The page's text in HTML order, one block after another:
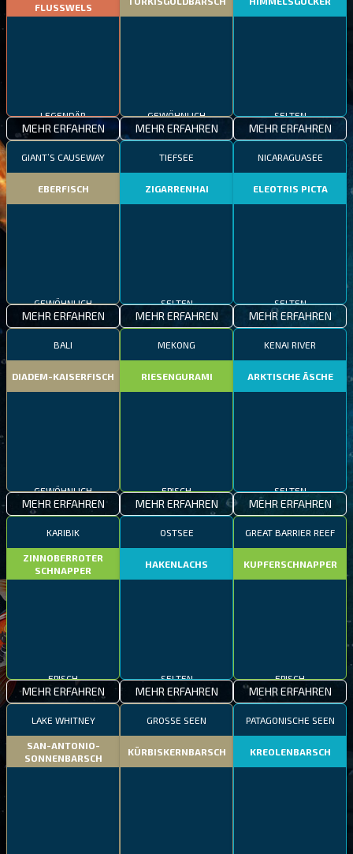
FLUSSWELS
MEHR ERFAHREN MEHR ERFAHREN MEHR ERFAHREN
GIANT’S CAUSEWAY
EBERFISCH
MEHR ERFAHREN
TIEFSEE
ZIGARRENHAI
MEHR ERFAHREN
NICARAGUASEE
ELEOTRIS PICTA
MEHR ERFAHREN
BALI
DIADEM-KAISERFISCH
MEHR ERFAHREN
MEKONG
RIESENGURAMI
MEHR ERFAHREN
KENAI RIVER
ARKTISCHE ÄSCHE
MEHR ERFAHREN
KARIBIK
ZINNOBERROTER
SCHNAPPER
MEHR ERFAHREN
OSTSEE
HAKENLACHS
MEHR ERFAHREN
GREAT BARRIER REEF
KUPFERSCHNAPPER
MEHR ERFAHREN
LAKE WHITNEY
SAN-ANTONIO-
SONNENBARSCH
GROSSE SEEN
KÜRBISKERNBARSCH
PATAGONISCHE SEEN
KREOLENBARSCH